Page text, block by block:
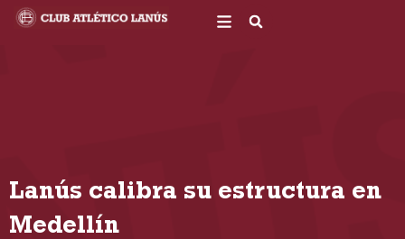
Lanús calibra su estructura en
Medellín